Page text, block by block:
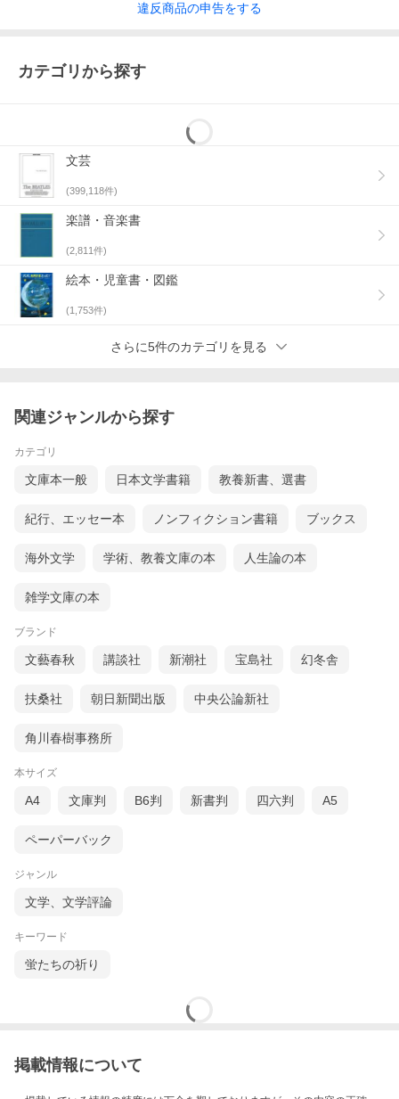
違反商品の申告をする
カテゴリから探す
文芸
(399,118件)
楽譜・音楽書
(2,811件)
絵本・児童書・図鑑
(1,753件)
さらに5件のカテゴリを見る
関連ジャンルから探す
カテゴリ
文庫本一般 日本文学書籍 教養新書、選書
紀行、エッセー本 ノンフィクション書籍 ブックス
海外文学 学術、教養文庫の本 人生論の本
雑学文庫の本
ブランド
文藝春秋 講談社 新潮社 宝島社 幻冬舎
扶桑社 朝日新聞出版 中央公論新社
角川春樹事務所
本サイズ
A4 文庫判 B6判 新書判 四六判 A5
ペーパーバック
ジャンル
文学、文学評論
キーワード
蛍たちの祈り
掲載情報について